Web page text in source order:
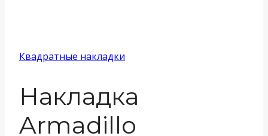
Квадратные накладки
Накладка
Armadillo